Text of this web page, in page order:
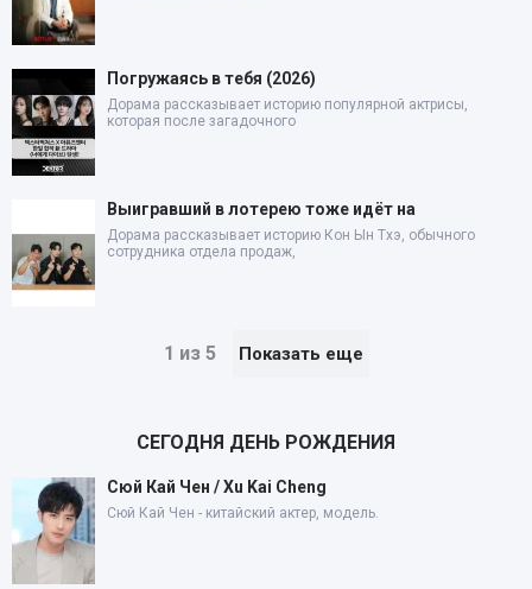
Погружаясь в тебя (2026)
Дорама рассказывает историю популярной актрисы,
которая после загадочного
Выигравший в лотерею тоже идёт на
Дорама рассказывает историю Кон Ын Тхэ, обычного
сотрудника отдела продаж,
1 из 5 Показать еще
СЕГОДНЯ ДЕНЬ РОЖДЕНИЯ
Сюй Кай Чен / Xu Kai Cheng
Сюй Кай Чен - китайский актер, модель.